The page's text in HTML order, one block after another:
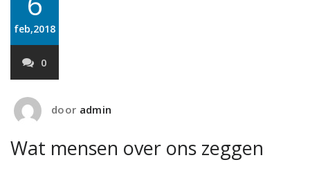
feb,2018
0
door admin
Wat mensen over ons zeggen